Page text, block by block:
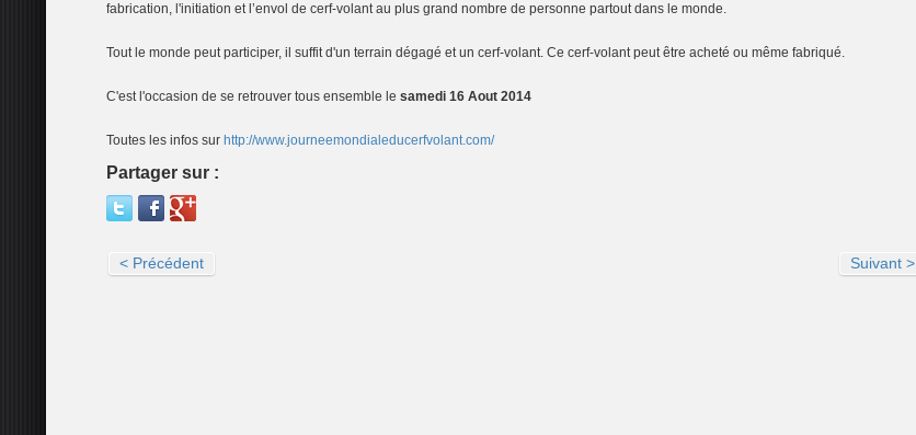
fabrication, l'initiation et l’envol de cerf-volant au plus grand nombre de personne partout dans le monde.
Tout le monde peut participer, il suffit d'un terrain dégagé et un cerf-volant. Ce cerf-volant peut être acheté ou même fabriqué.
C'est l'occasion de se retrouver tous ensemble le samedi 16 Aout 2014
Toutes les infos sur http://www.journeemondialeducerfvolant.com/
Partager sur :
< Précédent Suivant >